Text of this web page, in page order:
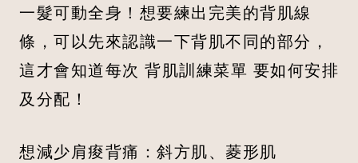
一髮可動全身！想要練出完美的背肌線
條，可以先來認識一下背肌不同的部分，
這才會知道每次 背肌訓練菜單 要如何安排
及分配！
想減少肩痠背痛：斜方肌、菱形肌